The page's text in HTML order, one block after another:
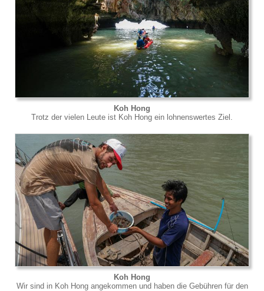
Koh Hong
Trotz der vielen Leute ist Koh Hong ein lohnenswertes Ziel.
Koh Hong
Wir sind in Koh Hong angekommen und haben die Gebühren für den